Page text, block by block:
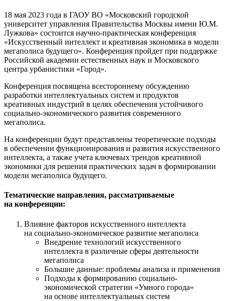
18 мая 2023 года в ГАОУ ВО «Московский городской
университет управления Правительства Москвы имени Ю.М.
Лужкова» состоится научно-практическая конференция
«Искусственный интеллект и креативная экономика в модели
мегаполиса будущего». Конференция пройдет при поддержке
Российской академии естественных наук и Московского
центра урбанистики «Город».
Конференция посвящена всестороннему обсуждению
разработки интеллектуальных систем и продуктов
креативных индустрий в целях обеспечения устойчивого
социально-экономического развития современного
мегаполиса.
На конференции будут представлены теоретические подходы
в обеспечении функционирования и развития искусственного
интеллекта, а также учета ключевых трендов креативной
экономики для решения практических задач в формировании
модели мегаполиса будущего.
Тематические направления, рассматриваемые
на конференции:
Влияние факторов искусственного интеллекта
на социально-экономическое развитие мегаполиса
Внедрение технологий искусственного
интеллекта в различные сферы деятельности
мегаполиса
Большие данные: проблемы анализа и применения
Подходы к формированию социально-
экономической стратегии «Умного города»
на основе интеллектуальных систем